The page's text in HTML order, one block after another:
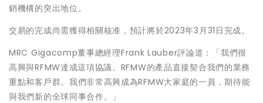
銷機構的突出地位。
交易的完成尚需獲得相關核准，預計將於2023年3月31日完成。
MRC Gigacomp董事總經理Frank Lauber評論道：「我們很
高興與RFMW達成這項協議。RFMW的產品直接契合我們的業務
重點和客戶群。我們非常高興成為RFMW大家庭的一員，期待能
與我們新的全球同事合作。」